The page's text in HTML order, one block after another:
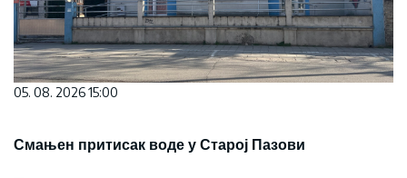
05. 08. 2026 15:00
Смањен притисак воде у Старој Пазови